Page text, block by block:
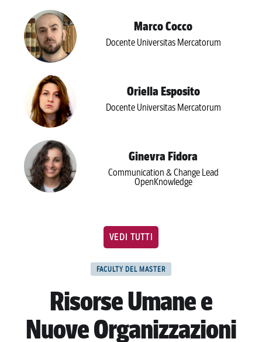
Marco Cocco
Docente Universitas Mercatorum
Oriella Esposito
Docente Universitas Mercatorum
Ginevra Fidora
Communication & Change Lead
OpenKnowledge
VEDI TUTTI
FACULTY DEL MASTER
Risorse Umane e
Nuove Organizzazioni